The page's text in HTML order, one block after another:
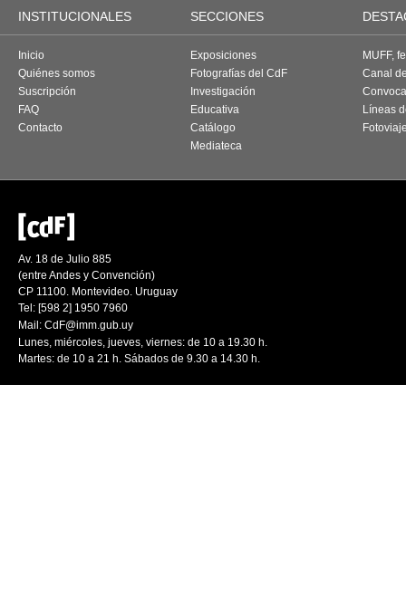
INSTITUCIONALES SECCIONES
Inicio
Quiénes somos
Suscripción
FAQ
Contacto
Exposiciones
Fotografías del CdF
Investigación
Educativa
Catálogo
Mediateca
MUFF,
Canal
Líneas
Av. 18 de Julio 885
(entre Andes y Convención)
CP 11100. Montevideo. Uruguay
Tel: [598 2] 1950 7960
Mail: CdF@imm.gub.uy
Lunes, miércoles, jueves, viernes: de 10 a 19.30 h.
Martes: de 10 a 21 h. Sábados de 9.30 a 14.30 h.